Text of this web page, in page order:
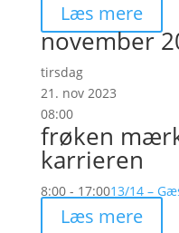
Læs mere
november
tirsdag
21. nov 2023
08:00
frøken
karrieren
8:00 - 17:0013/14 –
Læs mere